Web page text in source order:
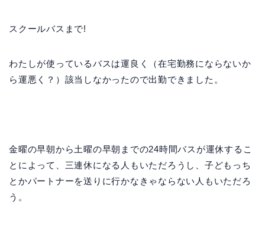
スクールバスまで!
わたしが使っているバスは運良く（在宅勤務にならないか
ら運悪く？）該当しなかったので出勤できました。
金曜の早朝から土曜の早朝までの24時間バスが運休するこ
とによって、三連休になる人もいただろうし、子どもっち
とかパートナーを送りに行かなきゃならない人もいただろ
う。